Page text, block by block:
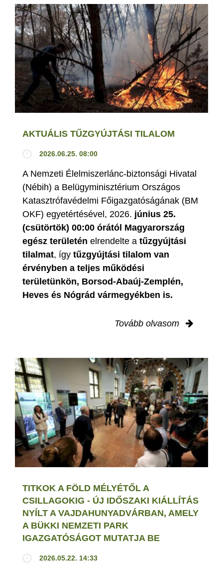
AKTUÁLIS TŰZGYÚJTÁSI TILALOM
2026.06.25. 08:00
A Nemzeti Élelmiszerlánc-biztonsági Hivatal
(Nébih) a Belügyminisztérium Országos
Katasztrófavédelmi Főigazgatóságának (BM
OKF) egyetértésével, 2026. június 25.
(csütörtök) 00:00 órától Magyarország
egész területén elrendelte a tűzgyújtási
tilalmat, így tűzgyújtási tilalom van
érvényben a teljes működési
területünkön, Borsod-Abaúj-Zemplén,
Heves és Nógrád vármegyékben is.
Tovább olvasom
TITKOK A FÖLD MÉLYÉTŐL A
CSILLAGOKIG - ÚJ IDŐSZAKI KIÁLLÍTÁS
NYÍLT A VAJDAHUNYADVÁRBAN, AMELY
A BÜKKI NEMZETI PARK
IGAZGATÓSÁGOT MUTATJA BE
2026.05.22. 14:33